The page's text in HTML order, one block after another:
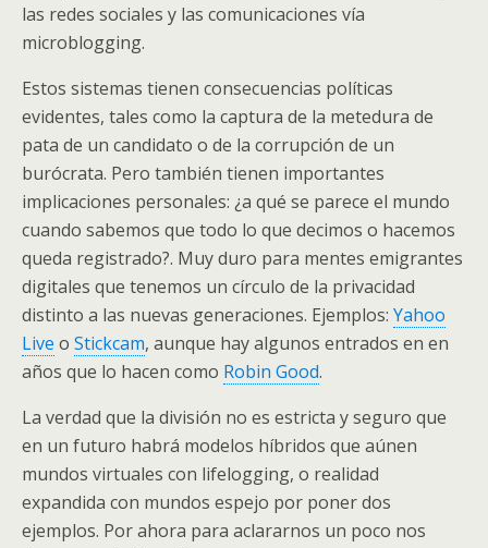
las redes sociales y las comunicaciones vía
microblogging.
Estos sistemas tienen consecuencias políticas
evidentes, tales como la captura de la metedura de
pata de un candidato o de la corrupción de un
burócrata. Pero también tienen importantes
implicaciones personales: ¿a qué se parece el mundo
cuando sabemos que todo lo que decimos o hacemos
queda registrado?. Muy duro para mentes emigrantes
digitales que tenemos un círculo de la privacidad
distinto a las nuevas generaciones. Ejemplos: Yahoo
Live o Stickcam, aunque hay algunos entrados en en
años que lo hacen como Robin Good.
La verdad que la división no es estricta y seguro que
en un futuro habrá modelos híbridos que aúnen
mundos virtuales con lifelogging, o realidad
expandida con mundos espejo por poner dos
ejemplos. Por ahora para aclararnos un poco nos